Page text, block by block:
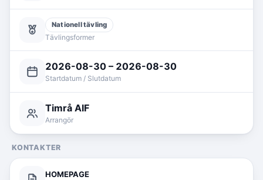
Nationell tävling
Tävlingsformer
2026-08-30 – 2026-08-30
Startdatum / Slutdatum
Timrå AIF
Arrangör
KONTAKTER
HOMEPAGE